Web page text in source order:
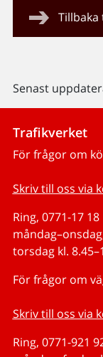
Senast
Trafikverket
För frågor om
Skriv till oss via
Ring, 0771-17 18
torsdag kl.
För frågor om
Skriv till oss via
Ring, 0771-921